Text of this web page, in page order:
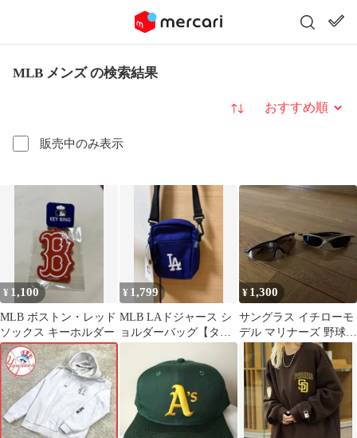
MLB メンズ の検索結果
販売中のみ表示
並び替え
¥ 1,100
MLB ボストン・レッド
ソックス キーホルダー
¥ 1,799
MLB LAドジャース シ
ョルダーバッグ【タグ
¥ 1,300
サングラス イチローモ
デル マリナーズ 野球
ベースボール baseball